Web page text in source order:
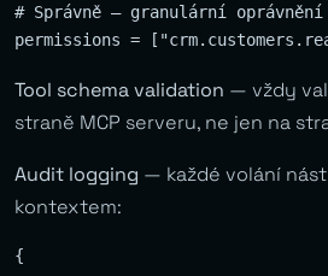
# Správně — granulární oprávnění
Tool schema validation — vždy
straně MCP serveru, ne jen na
Audit logging — každé volání
kontextem:
{